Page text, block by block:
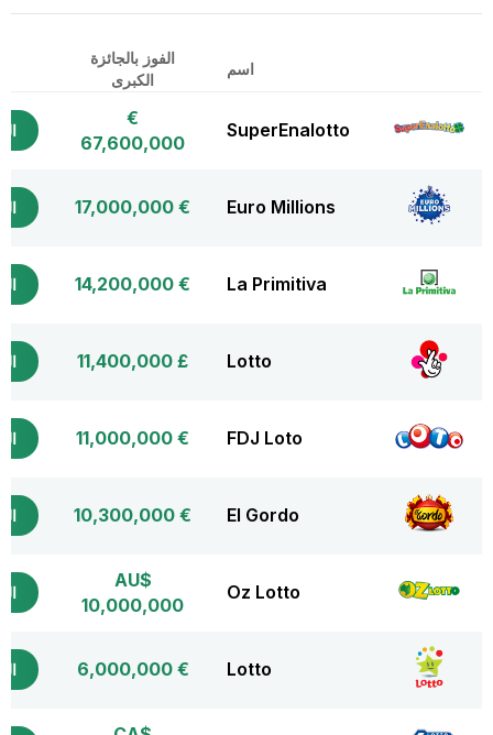
اسم
الفوز بالجائزة
الكبرى
SuperEnalotto
€
67,600,000
Euro Millions
€ 17,000,000
La Primitiva
€ 14,200,000
Lotto
£ 11,400,000
FDJ Loto
€ 11,000,000
El Gordo
€ 10,300,000
Oz Lotto
AU$
10,000,000
Lotto
€ 6,000,000